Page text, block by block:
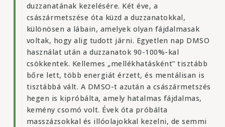
duzzanatának kezelésére. Két éve, a
császármetszése óta küzd a duzzanatokkal,
különösen a lábain, amelyek olyan fájdalmasak
voltak, hogy alig tudott járni. Egyetlen nap DMSO
használat után a duzzanatok 90-100%-kal
csökkentek. Kellemes „mellékhatásként” tisztább
bőre lett, több energiát érzett, és mentálisan is
tisztábbá vált. A DMSO-t azután a császármetszés
hegen is kipróbálta, amely hatalmas fájdalmas,
kemény csomó volt. Évek óta próbálta
masszázsokkal és illóolajokkal kezelni, de semmi